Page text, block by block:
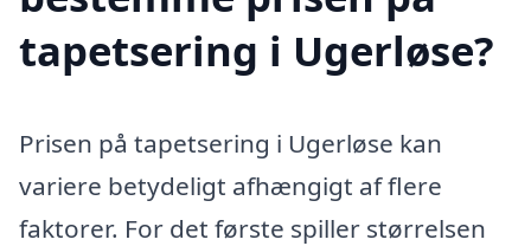
tapetsering i Ugerløse?
Prisen på tapetsering i Ugerløse kan
variere betydeligt afhængigt af flere
faktorer. For det første spiller størrelsen